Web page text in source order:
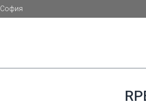
София